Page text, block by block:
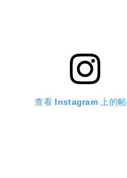
查看 Instagram 上的